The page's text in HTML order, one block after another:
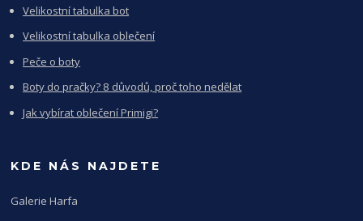
Velikostní tabulka bot
Velikostní tabulka oblečení
Peče o boty
Boty do pračky? 8 důvodů, proč toho nedělat
Jak vybírat oblečení Primigi?
KDE NÁS NAJDETE
Galerie Harfa